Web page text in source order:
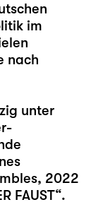
im
nach
unter
2022
FAUST“.